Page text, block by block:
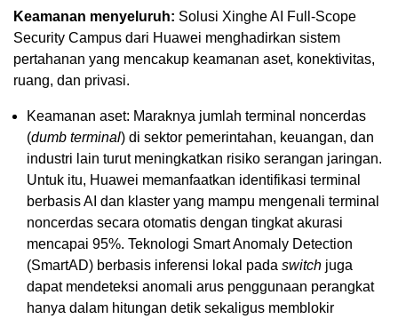
Keamanan menyeluruh: Solusi Xinghe AI Full-Scope
Security Campus dari Huawei menghadirkan sistem
pertahanan yang mencakup keamanan aset, konektivitas,
ruang, dan privasi.
Keamanan aset: Maraknya jumlah terminal noncerdas
(dumb terminal) di sektor pemerintahan, keuangan, dan
industri lain turut meningkatkan risiko serangan jaringan.
Untuk itu, Huawei memanfaatkan identifikasi terminal
berbasis AI dan klaster yang mampu mengenali terminal
noncerdas secara otomatis dengan tingkat akurasi
mencapai 95%. Teknologi Smart Anomaly Detection
(SmartAD) berbasis inferensi lokal pada switch juga
dapat mendeteksi anomali arus penggunaan perangkat
hanya dalam hitungan detik sekaligus memblokir